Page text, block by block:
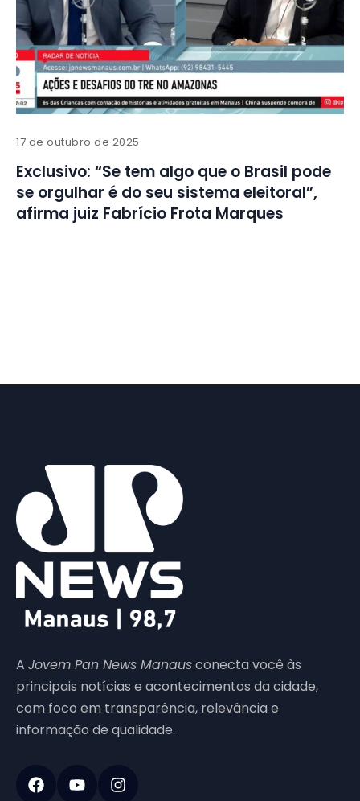
17 de outubro de 2025
Exclusivo: “Se tem algo que o Brasil pode
se orgulhar é do seu sistema eleitoral”,
afirma juiz Fabrício Frota Marques
A Jovem Pan News Manausconecta você às
principais notícias e acontecimentos da cidade,
com foco em transparência, relevância e
informação de qualidade.